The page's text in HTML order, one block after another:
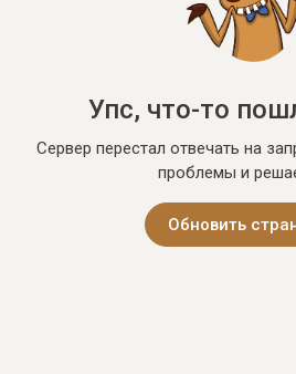
Упс, что-то
Сервер перестал отвечать на
проблемы и
Обновить